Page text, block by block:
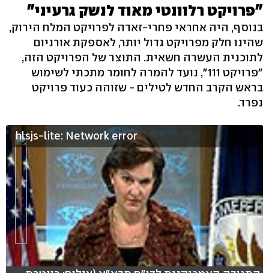
"פרויקט רלוונטי מאוד לנשק גרעיני"
בנוסף, היה אחראי פחרי-זאדה לפרויקט המלח הירוק,
שהינו חלק מפרויקט גדול יותר, לאספקת אורניום
לתוכנית העשרה חשאית. התוצר של הפרויקט הזה,
"פרויקט 111", נועד להמרה לחומר מתכתי לשימוש
בראש הקרב החדש לטילים - שזוהה כעוד פרויקט
נפרד.
hlsjs-lite: Network error